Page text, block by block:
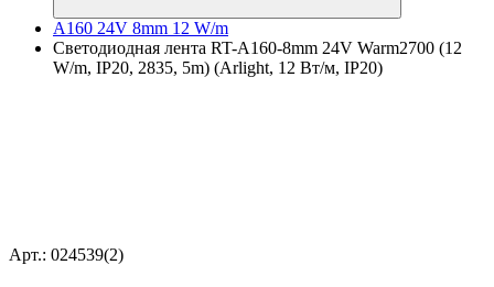
A160 24V 8mm 12 W/m
Светодиодная лента RT-A160-8mm 24V Warm2700 (12
W/m, IP20, 2835, 5m) (Arlight, 12 Вт/м, IP20)
Арт.: 024539(2)